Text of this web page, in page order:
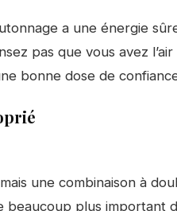
a une énergie
pas que vous avez
bonne dose de
une combinaison à
beaucoup plus important